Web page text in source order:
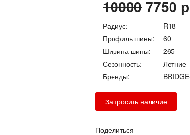
100007750 р
Радиус:
R18
Профиль шины:
60
Ширина шины:
265
Сезонность:
Летние
Бренды:
Поделиться